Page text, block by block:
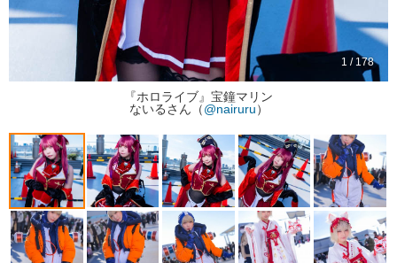
1 / 178
『ホロライブ』宝鐘マリン
ないるさん（@nairuru）